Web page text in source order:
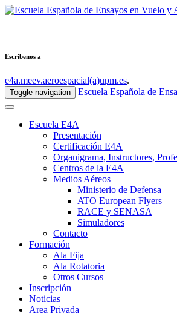
Escribenos a
e4a.meev.aeroespacial(a)upm.es.
Toggle navigation Escuela Española de
Escuela E4A
Presentación
Certificación E4A
Organigrama, Instructores,
Centros de la E4A
Medios Aéreos
Ministerio de Defensa
ATO European Flyers
RACE y SENASA
Simuladores
Contacto
Formación
Ala Fija
Ala Rotatoria
Otros Cursos
Inscripción
Noticias
Area Privada